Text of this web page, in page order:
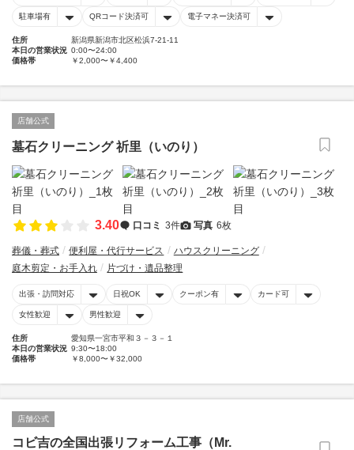
駐車場有 QRコード決済可 電子マネー決済可
住所
新潟県新潟市北区松浜7-21-11
本日の営業状況 0:00〜24:00
価格帯
￥2,000〜￥4,400
店舗公式
墓石クリーニング 祈里（いのり）
3.40 口コミ 3件 写真 6枚
葬儀・葬式 便利屋・代行サービス
ハウスクリーニング
庭木剪定・お手入れ
片づけ・遺品整理
出張・訪問対応 日祝OK クーポン有 カード可
女性歓迎 男性歓迎
住所
愛知県一宮市平和３－３－１
本日の営業状況 9:30〜18:00
価格帯
￥8,000〜￥32,000
店舗公式
コビ吉の全国出張リフォーム工事（Mr.